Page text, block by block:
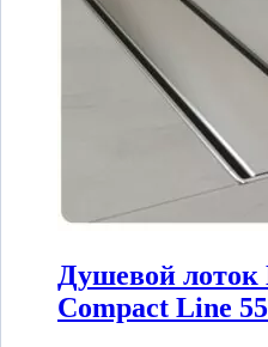
Душевой лоток
Compact Line